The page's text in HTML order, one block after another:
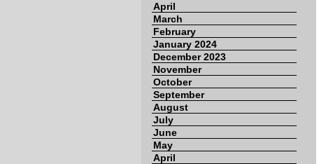
April
March
February
January 2024
December 2023
November
October
September
August
July
June
May
April